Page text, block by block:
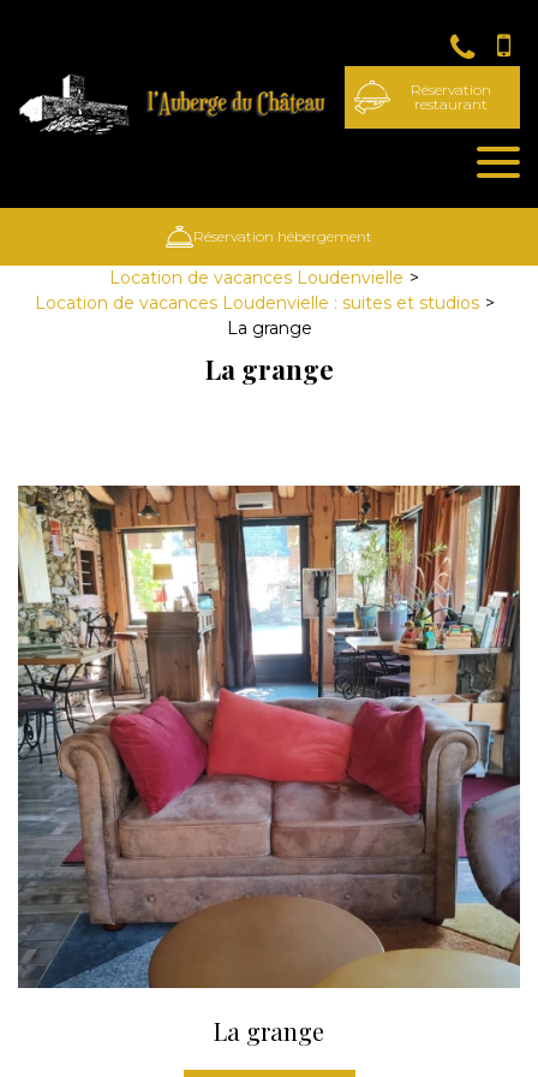
Réservation
restaurant
Réservation hébergement
Location de vacances Loudenvielle
Location de vacances Loudenvielle : suites et studios
La grange
La grange
La grange